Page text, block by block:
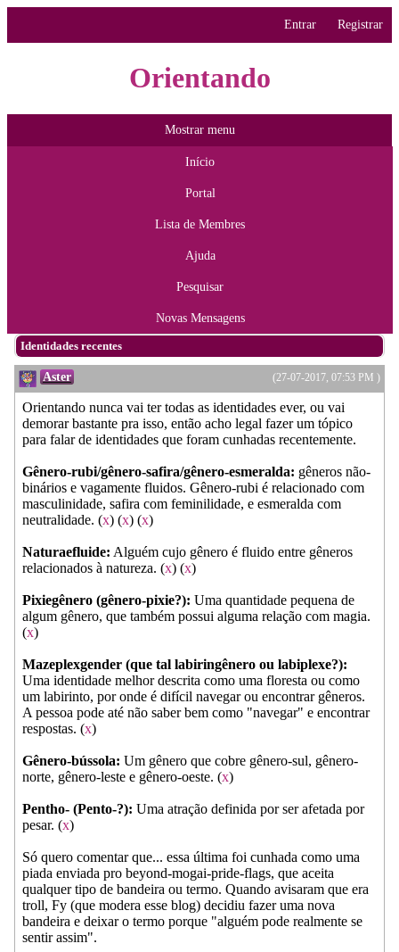
Entrar Registrar
Orientando
Mostrar menu
Início
Portal
Lista de Membres
Ajuda
Pesquisar
Novas Mensagens
Identidades recentes
(27-07-2017, 07:53 PM )
Aster
Orientando nunca vai ter todas as identidades ever, ou vai
demorar bastante pra isso, então acho legal fazer um tópico
para falar de identidades que foram cunhadas recentemente.
Gênero-rubi/gênero-safira/gênero-esmeralda: gêneros não-
binários e vagamente fluidos. Gênero-rubi é relacionado com
masculinidade, safira com feminilidade, e esmeralda com
neutralidade. (x) (x) (x)
Naturaefluide: Alguém cujo gênero é fluido entre gêneros
relacionados à natureza. (x) (x)
Pixiegênero (gênero-pixie?): Uma quantidade pequena de
algum gênero, que também possui alguma relação com magia.
(x)
Mazeplexgender (que tal labiringênero ou labiplexe?):
Uma identidade melhor descrita como uma floresta ou como
um labirinto, por onde é difícil navegar ou encontrar gêneros.
A pessoa pode até não saber bem como "navegar" e encontrar
respostas. (x)
Gênero-bússola: Um gênero que cobre gênero-sul, gênero-
norte, gênero-leste e gênero-oeste. (x)
Pentho- (Pento-?): Uma atração definida por ser afetada por
pesar. (x)
Só quero comentar que... essa última foi cunhada como uma
piada enviada pro beyond-mogai-pride-flags, que aceita
qualquer tipo de bandeira ou termo. Quando avisaram que era
troll, Fy (que modera esse blog) decidiu fazer uma nova
bandeira e deixar o termo porque "alguém pode realmente se
sentir assim".